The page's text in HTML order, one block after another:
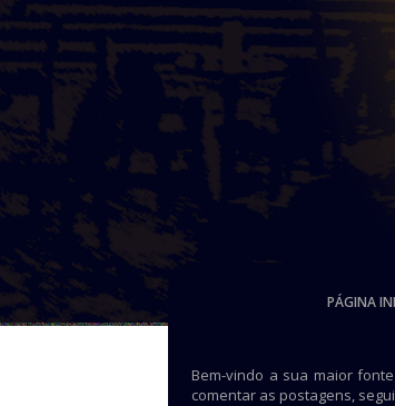
PÁGINA
Bem-vindo a sua maior
comentar as postagens,